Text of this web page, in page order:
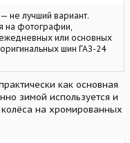
не лучший вариант.
на фотографии,
или основных
шин ГАЗ-24
как основная
зимой используется и
колёса на хромированных